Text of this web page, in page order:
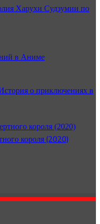
Харухи Судзумии по
в Аниме
о приключениях в
короля (2020)